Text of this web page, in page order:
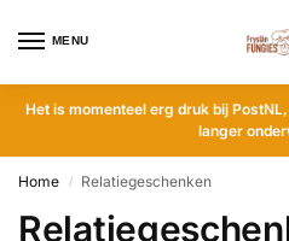
MENU
Het is momenteel erg druk bij
langer
Home / Relatiegeschenken